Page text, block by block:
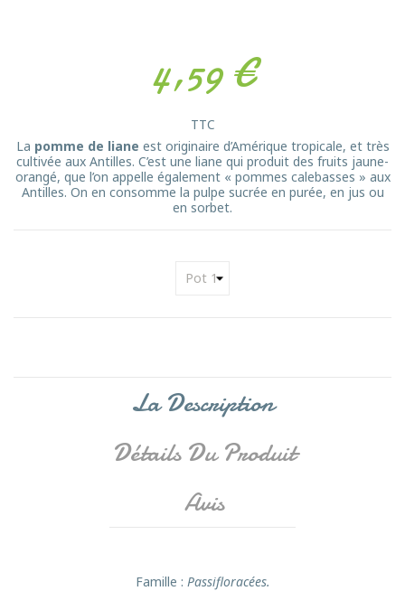
4,59 €
TTC
La pomme de liane est originaire d’Amérique tropicale, et très
cultivée aux Antilles. C’est une liane qui produit des fruits jaune-
orangé, que l’on appelle également « pommes calebasses » aux
Antilles. On en consomme la pulpe sucrée en purée, en jus ou
en sorbet.
La Description
Détails Du Produit
Avis
Famille : Passifloracées.